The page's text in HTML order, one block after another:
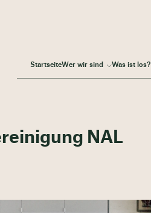
StartseiteWer wir sind Was ist los?
NAL